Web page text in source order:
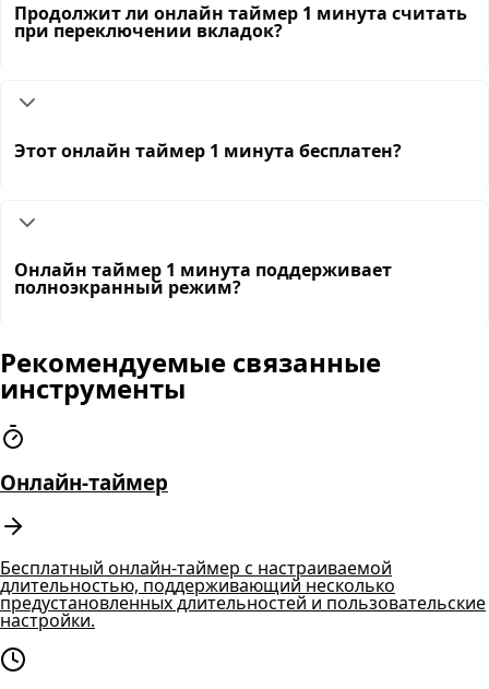
Продолжит ли онлайн таймер 1 минута считать
при переключении вкладок?
Этот онлайн таймер 1 минута бесплатен?
Онлайн таймер 1 минута поддерживает
полноэкранный режим?
Рекомендуемые связанные
инструменты
Онлайн-таймер
Бесплатный онлайн-таймер с настраиваемой
длительностью, поддерживающий несколько
предустановленных длительностей и пользовательские
настройки.